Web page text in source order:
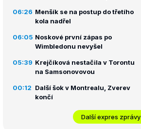
06:26 Menšík se na postup do třetího
kola nadřel
06:05 Noskové první zápas po
Wimbledonu nevyšel
05:39 Krejčíková nestačila v Torontu
na Samsonovovou
00:12 Další šok v Montrealu, Zverev
končí
Další expres zprávy